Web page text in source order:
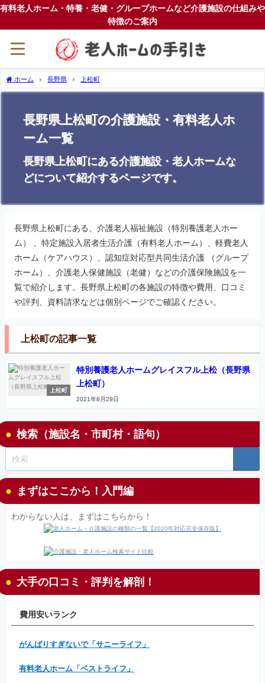
有料老人ホーム・特養・老健・グループホームなど介護施設の仕組みや
特徴のご案内
ホーム 長野県 上松町
長野県上松町の介護施設・有料老人ホ
ーム一覧
長野県上松町にある介護施設・老人ホームな
どについて紹介するページです。
長野県上松町にある、介護老人福祉施設（特別養護老人ホー
ム） 、特定施設入居者生活介護（有料老人ホーム）、軽費老人
ホーム（ケアハウス）、認知症対応型共同生活介護 （グループ
ホーム）、介護老人保健施設（老健）などの介護保険施設を一
覧で紹介します。長野県上松町の各施設の特徴や費用、口コミ
や評判、資料請求などは個別ページでご確認ください。
上松町の記事一覧
上松町
特別養護老人ホームグレイスフル上松（長野県
上松町）
2021年8月29日
検索（施設名・市町村・語句）
まずはここから！入門編
わからない人は、まずはこちらから！
大手の口コミ・評判を解剖！
費用安いランク
がんばりすぎないで「サニーライフ」
有料老人ホーム「ベストライフ」